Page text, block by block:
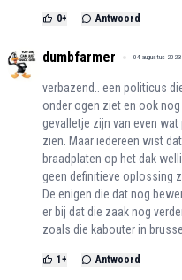
0+ Antwoord
dumbfarmer 04 augustus
verbazend.. een politicus
onder ogen ziet en ook
gevalletje zijn van even
zien. Maar iedereen wist
braadplaten op het dak
geen definitieve oplossing
De enigen die dat nog
er bij dat die zaak nog
zoals die kabouter in
1 + Antwoord